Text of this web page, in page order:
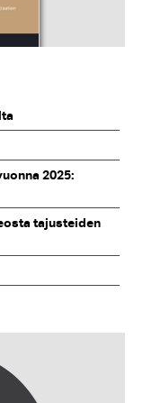
2025:
tajusteiden